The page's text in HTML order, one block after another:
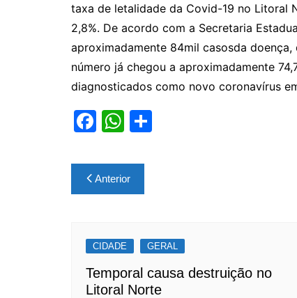
taxa de letalidade da Covid-19 no Litoral
2,8%. De acordo com a Secretaria
aproximadamente 84mil casosda
número já chegou a aproximadamente
diagnosticados como novo coronavírus
F
c
e
o
o
k
W
at
s
p
p
Navegação
de
Anterior
CIDADE GERAL
Temporal causa destruição no
Litoral Norte